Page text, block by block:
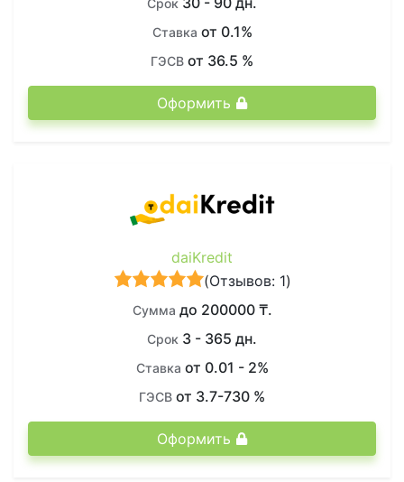
Срок
Ставка от 0.1%
ГЭСВ от 36.5 %
Оформить
daiKredit
(Отзывов: 1)
Сумма до 200000 ₸.
Срок 3 - 365 дн.
Ставка от 0.01 - 2%
ГЭСВ от 3.7-730 %
Оформить